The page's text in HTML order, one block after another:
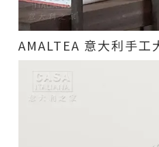
AMALTEA 意大利手工